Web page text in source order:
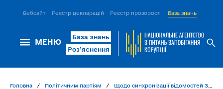
Вебсайт Реєстр декларацій Реєстр прозорості База знань
МЕНЮ
База знань
Роз’яснення
Головна Політичним партіям